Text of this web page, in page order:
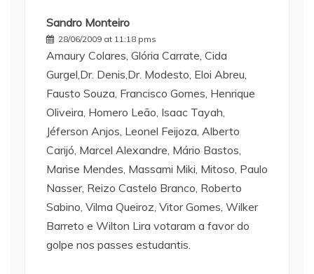
Sandro Monteiro
28/06/2009 at 11:18 pms
Amaury Colares, Glória Carrate, Cida
Gurgel,Dr. Denis,Dr. Modesto, Eloi Abreu,
Fausto Souza, Francisco Gomes, Henrique
Oliveira, Homero Leão, Isaac Tayah,
Jéferson Anjos, Leonel Feijoza, Alberto
Carijó, Marcel Alexandre, Mário Bastos,
Marise Mendes, Massami Miki, Mitoso, Paulo
Nasser, Reizo Castelo Branco, Roberto
Sabino, Vilma Queiroz, Vitor Gomes, Wilker
Barreto e Wilton Lira votaram a favor do
golpe nos passes estudantis.